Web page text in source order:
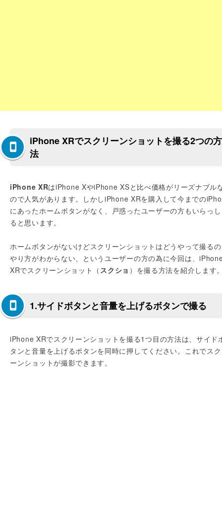
iPhone XRでスクリーンショットを撮る2つの方
法
iPhone XRはiPhone XやiPhone XSと比べ価格がリーズナブル
ので人気があります。しかしiPhone XRを購入して今までの
にあったホームボタンがなく、戸惑ったユーザーの方もいらっ
ると思います。
ホームボタンがないけどスクリーンショットはどうやって撮る
やり方がわからない、というユーザーの方の為に今回は、
XRでスクリーンショット（ スクショ ）を撮る方法を紹介します
1.サイドボタンと音量を上げるボタンで撮る
iPhone XRでスクリーンショットを撮る1つ目の方法は、サイド
タンと音量を上げるボタンを同時に押してください。これでス
ーンショットが撮影できます。